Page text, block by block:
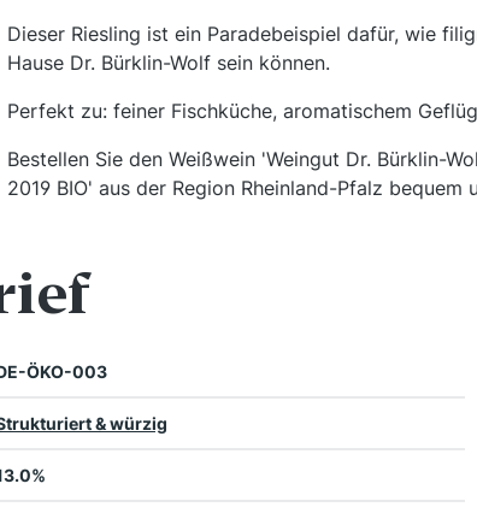
Dieser Riesling ist ein Paradebeispiel dafür, wie
Hause Dr. Bürklin-Wolf sein können.
Perfekt zu: feiner Fischküche, aromatischem
Bestellen Sie den Weißwein 'Weingut Dr. Bürklin-
2019 BIO' aus der Region Rheinland-Pfalz
ÖKO-003
& würzig